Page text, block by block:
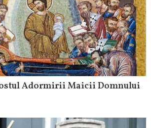
Adormirii Maicii Domnului